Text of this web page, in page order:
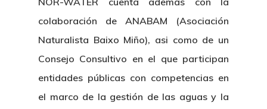
colaboración de ANABAM (Asociación
Naturalista Baixo Miño), asi como de un
Consejo Consultivo en el que participan
entidades públicas con competencias en
el marco de la gestión de las aguas y la